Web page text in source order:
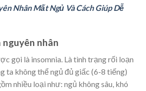
Nhân Mất Ngủ Và Cách Giúp Dễ
nhân
gọi là insomnia. Là tình trạng rối loạn
ta không thể ngủ đủ giấc (6-8 tiếng)
nhiều loại như: ngủ không sâu, khó